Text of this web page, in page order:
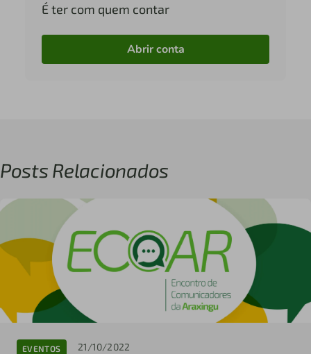
É ter com quem contar
Abrir conta
Posts Relacionados
EVENTOS 21/10/2022